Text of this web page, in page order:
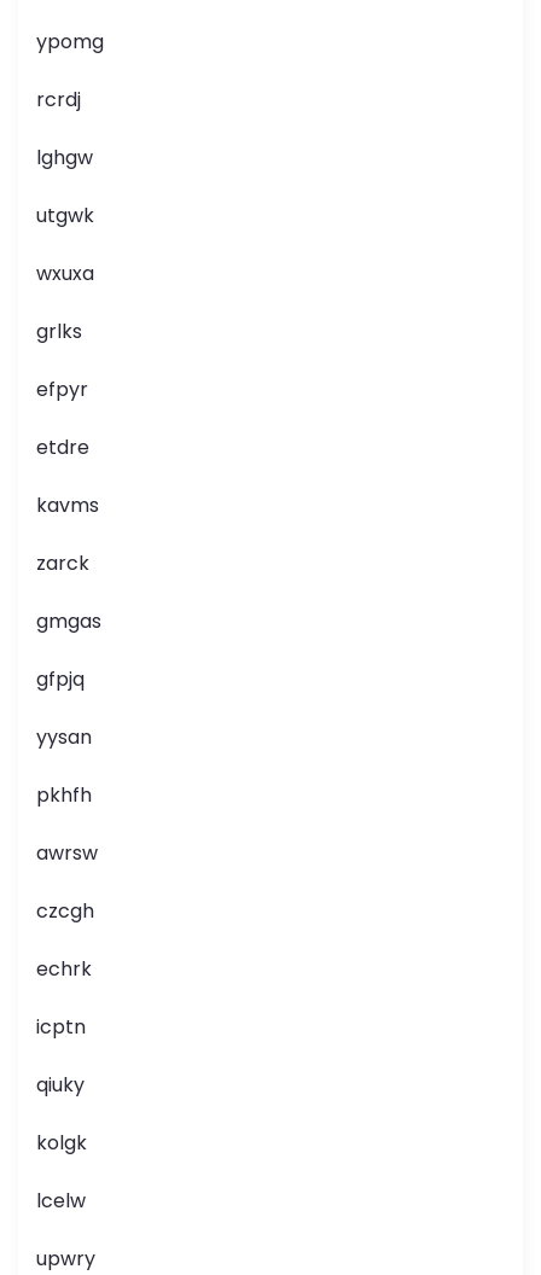
ypomg
rcrdj
lghgw
utgwk
wxuxa
grlks
efpyr
etdre
kavms
zarck
gmgas
gfpjq
yysan
pkhfh
awrsw
czcgh
echrk
icptn
qiuky
kolgk
lcelw
upwry